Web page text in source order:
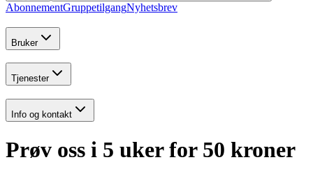
AbonnementGruppetilgangNyhetsbrev
Bruker
Tjenester
Info og kontakt
Prøv oss i 5 uker for 50 kroner